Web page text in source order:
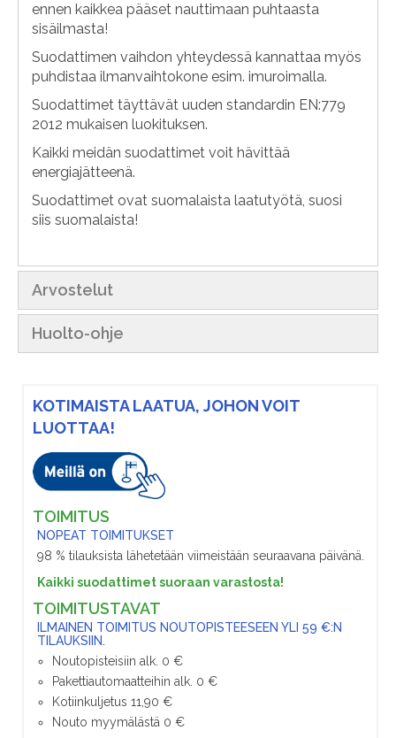
ennen kaikkea pääset nauttimaan puhtaasta
sisäilmasta!
Suodattimen vaihdon yhteydessä kannattaa myös
puhdistaa ilmanvaihtokone esim. imuroimalla.
Suodattimet täyttävät uuden standardin EN:779
2012 mukaisen luokituksen.
Kaikki meidän suodattimet voit hävittää
energiajätteenä.
Suodattimet ovat suomalaista laatutyötä, suosi
siis suomalaista!
Arvostelut
Huolto-ohje
KOTIMAISTA LAATUA, JOHON VOIT
LUOTTAA!
TOIMITUS
NOPEAT TOIMITUKSET
98 % tilauksista lähetetään viimeistään seuraavana päivänä.
Kaikki suodattimet suoraan varastosta!
TOIMITUSTAVAT
ILMAINEN TOIMITUS NOUTOPISTEESEEN YLI 59 €:N
TILAUKSIIN.
Noutopisteisiin alk. 0 €
Pakettiautomaatteihin alk. 0 €
Kotiinkuljetus 11,90 €
Nouto myymälästä 0 €